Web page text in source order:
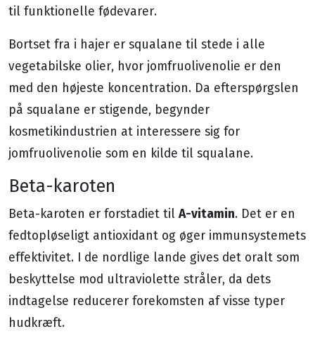
til funktionelle fødevarer.
Bortset fra i hajer er squalane til stede i alle
vegetabilske olier, hvor jomfruolivenolie er den
med den højeste koncentration. Da efterspørgslen
på squalane er stigende, begynder
kosmetikindustrien at interessere sig for
jomfruolivenolie som en kilde til squalane.
Beta-karoten
Beta-karoten er forstadiet til A-vitamin. Det er en
fedtopløseligt antioxidant og øger immunsystemets
effektivitet. I de nordlige lande gives det oralt som
beskyttelse mod ultraviolette stråler, da dets
indtagelse reducerer forekomsten af ​​visse typer
hudkræft.